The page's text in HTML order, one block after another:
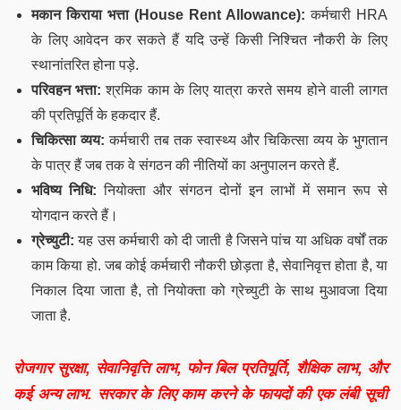
मकान किराया भत्ता (House Rent Allowance): कर्मचारी HRA
के लिए आवेदन कर सकते हैं यदि उन्हें किसी निश्चित नौकरी के लिए
स्थानांतरित होना पड़े.
परिवहन भत्ता: श्रमिक काम के लिए यात्रा करते समय होने वाली लागत
की प्रतिपूर्ति के हकदार हैं.
चिकित्सा व्यय: कर्मचारी तब तक स्वास्थ्य और चिकित्सा व्यय के भुगतान
के पात्र हैं जब तक वे संगठन की नीतियों का अनुपालन करते हैं.
भविष्य निधि: नियोक्ता और संगठन दोनों इन लाभों में समान रूप से
योगदान करते हैं।
ग्रेच्युटी: यह उस कर्मचारी को दी जाती है जिसने पांच या अधिक वर्षों तक
काम किया हो. जब कोई कर्मचारी नौकरी छोड़ता है, सेवानिवृत्त होता है, या
निकाल दिया जाता है, तो नियोक्ता को ग्रेच्युटी के साथ मुआवजा दिया
जाता है.
रोजगार सुरक्षा, सेवानिवृत्ति लाभ, फोन बिल प्रतिपूर्ति, शैक्षिक लाभ, और
कई अन्य लाभ. सरकार के लिए काम करने के फायदों की एक लंबी सूची